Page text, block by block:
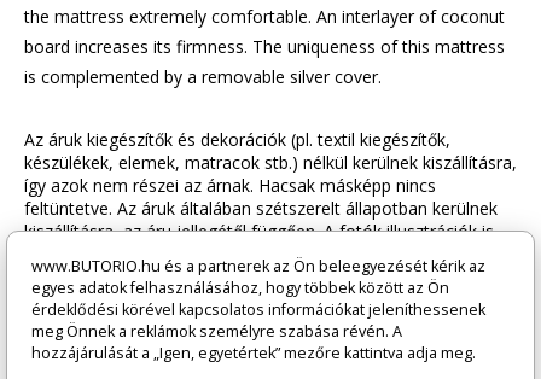
the mattress extremely comfortable. An interlayer of coconut
board increases its firmness. The uniqueness of this mattress
is complemented by a removable silver cover.
Az áruk kiegészítők és dekorációk (pl. textil kiegészítők,
készülékek, elemek, matracok stb.) nélkül kerülnek kiszállításra,
így azok nem részei az árnak. Hacsak másképp nincs
feltüntetve. Az áruk általában szétszerelt állapotban kerülnek
kiszállításra, az áru jellegétől függően. A fotók illusztrációk is
lehetnek, és a termék színe a monitor beállításai és az
elektronikus formára való átalakítás miatt eltérhet a
valóságtól. Bármilyen kérdés esetén kérjük, vegye fel a
kapcsolatot ügyfélszolgálatunkkal a segitunk@butorio.hu
címen.
www.BUTORIO.hu és a partnerek az Ön beleegyezését kérik az
egyes adatok felhasználásához, hogy többek között az Ön
érdeklődési körével kapcsolatos információkat jeleníthessenek
meg Önnek a reklámok személyre szabása révén. A
hozzájárulását a „Igen, egyetértek” mezőre kattintva adja meg.